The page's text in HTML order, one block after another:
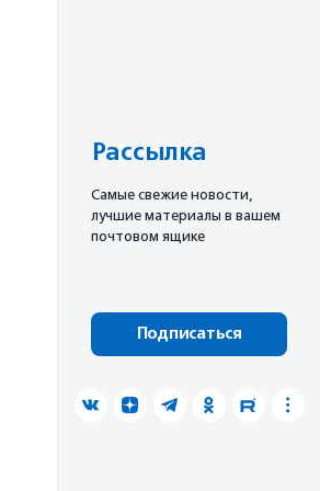
Рассылка
Cамые свежие новости,
лучшие материалы в вашем
почтовом ящике
Подписаться